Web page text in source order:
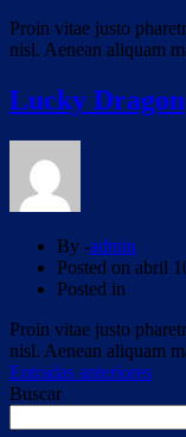
Proin vitae justo
nisl. Aenean aliquam
Lucky Dragon
By -admin
Posted on abril
Posted in
Proin vitae justo
nisl. Aenean aliquam
Navegación
de
Entradas anteriores
Buscar